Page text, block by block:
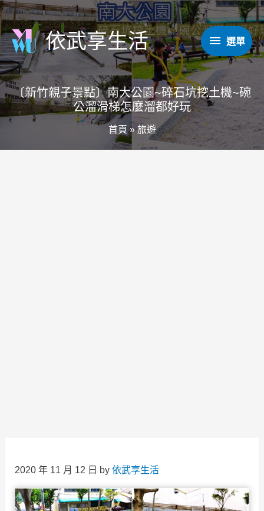
跳
至
主
要
內
容
依武享生活
選
單
選單
〔新竹親子景點〕南大公園~碎石坑挖土機~碗
公溜滑梯怎麼溜都好玩
首頁 »旅遊
2020 年 11 月 12 日 by 依武享生活